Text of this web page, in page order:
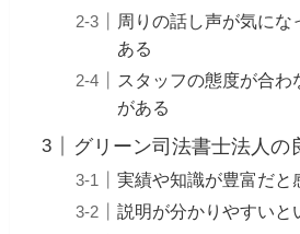
周りの話し声が気に
ある
スタッフの態度が合わ
がある
グリーン司法書士法人の
実績や知識が豊富だと
説明が分かりやすいと